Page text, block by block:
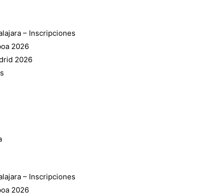
– Inscripciones
2026
2026
– Inscripciones
2026